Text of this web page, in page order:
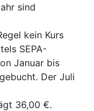
sind
kein Kurs
SEPA-
Januar bis
Der Juli
36,00 €.